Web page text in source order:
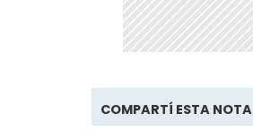
COMPARTÍ ESTA NOTA